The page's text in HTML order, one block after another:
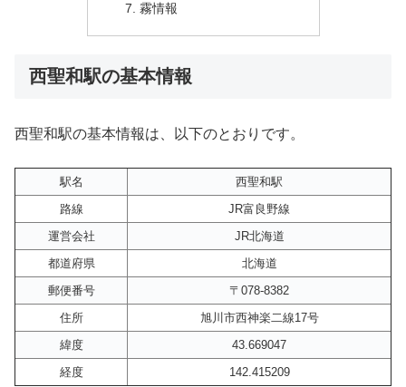
霧情報
西聖和駅の基本情報
西聖和駅の基本情報は、以下のとおりです。
駅名
西聖和駅
路線
JR富良野線
運営会社
JR北海道
都道府県
北海道
郵便番号
〒078-8382
住所
旭川市西神楽二線17号
緯度
43.669047
経度
142.415209